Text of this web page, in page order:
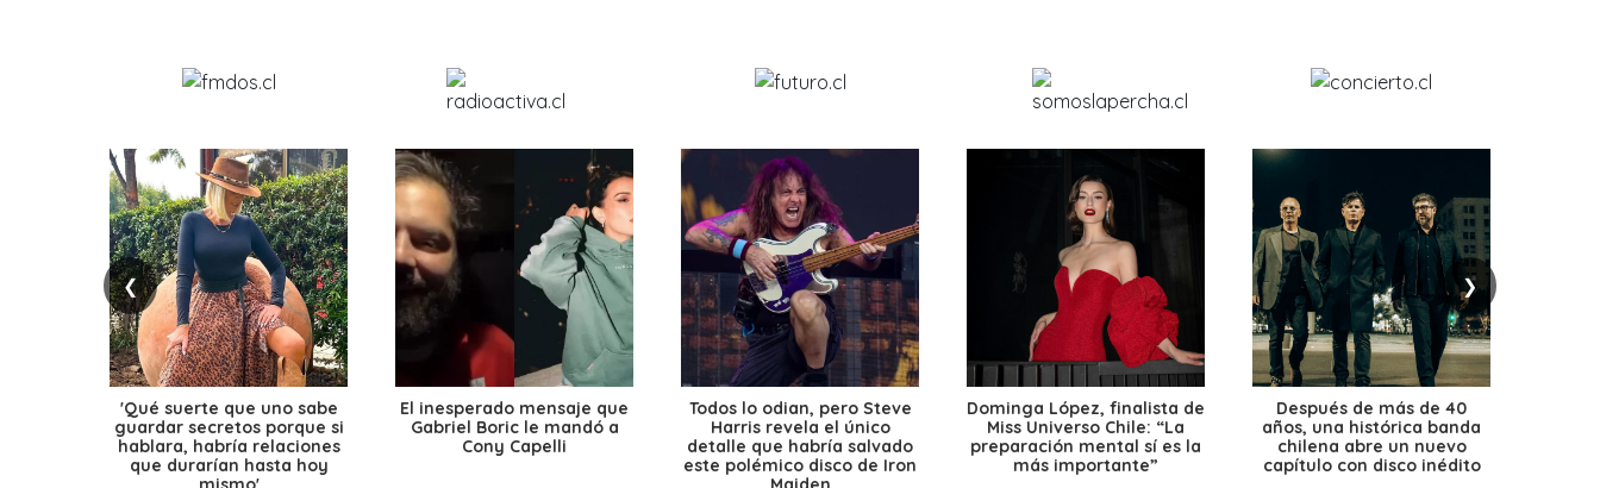
❮ ❯
'Qué suerte que uno sabe
guardar secretos porque si
hablara, habría relaciones
que durarían hasta hoy
El inesperado mensaje que
Gabriel Boric le mandó a
Cony Capelli
Todos lo odian, pero Steve
Harris revela el único
detalle que habría salvado
este polémico disco de Iron
Dominga López, finalista de
Miss Universo Chile: “La
preparación mental sí es la
más importante”
Después de más de 40
años, una histórica banda
chilena abre un nuevo
capítulo con disco inédito